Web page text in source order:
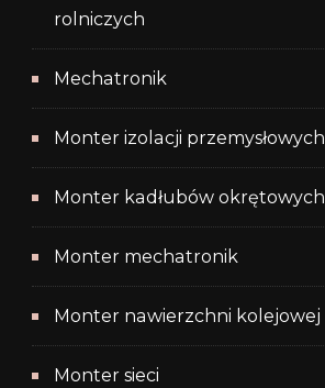
rolniczych
Mechatronik
Monter izolacji przemysłowych
Monter kadłubów okrętowych
Monter mechatronik
Monter nawierzchni kolejowej
Monter sieci